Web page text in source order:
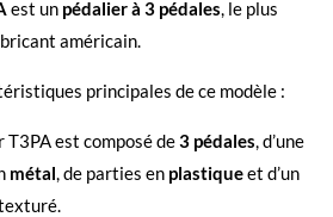
est un pédalier à 3 pédales, le plus
américain.
principales de ce modèle :
est composé de3 pédales, d’une
métal, de parties en plastiqueet d’un